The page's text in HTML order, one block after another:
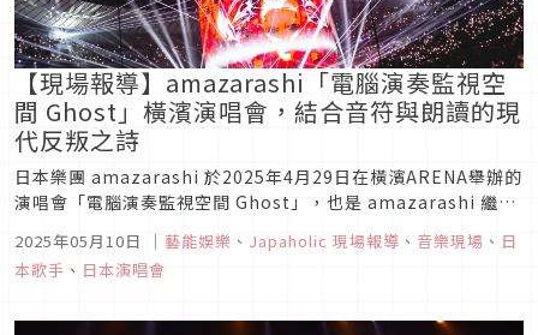
【現場報導】amazarashi「電腦演奏監視空
間 Ghost」橫濱演唱會，結合音符與朗讀的現
代反叛之詩
日本樂團 amazarashi 於2025年4月29日在橫濱ARENA舉辦的
演唱會「電腦演奏監視空間 Ghost」，也是 amazarashi 繼
後，時隔7年的世界觀續作。 amazarashi 更為這次的演唱會，
在2025年4月9日推出...
2025年05月10日 ｜ 藝能娛樂 、 Japaholic 現場報導 、 音樂現場 、 日
本歌手 、 日本演唱會